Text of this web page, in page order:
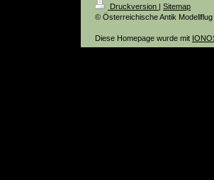
Druckversion | Sitemap
© Österreichische Antik
Diese Homepage wurde mit